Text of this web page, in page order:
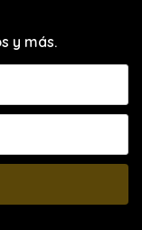
y más.